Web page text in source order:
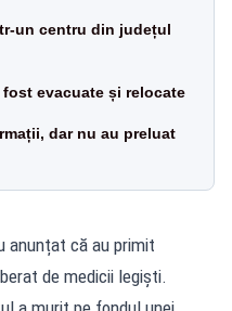
un centru din județul
fost evacuate și relocate
dar nu au preluat
anunțat că au primit
de medicii legiști.